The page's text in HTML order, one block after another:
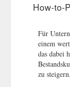
How-to-
Für
einem
das dabei
zu steigern.